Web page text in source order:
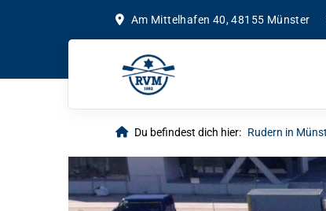
Am Mittelhafen 40, 48155 Münster
Du befindest dich hier: Rudern in